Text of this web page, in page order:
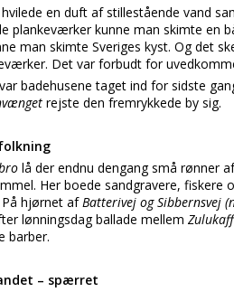
en duft af stillestående vand
plankeværker kunne man skimte en
man skimte Sveriges kyst. Og det
Det var forbudt for
badehusene taget ind for sidste
rejste den fremrykkede by sig.
lå der endnu dengang små rønner
Her boede sandgravere, fiskere
hjørnet afBatterivej og Sibbernsvej
lønningsdag ballade mellem
barber.
– spærret